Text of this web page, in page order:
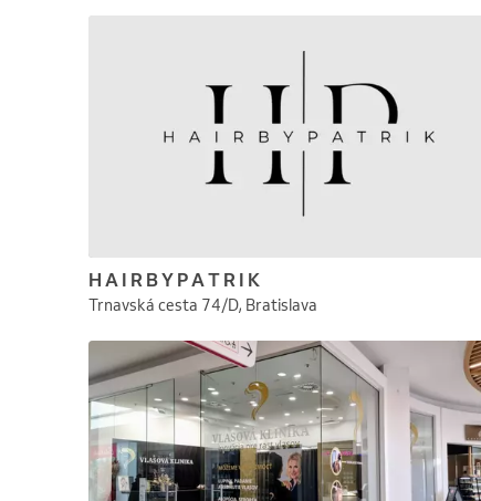
H A I R B Y P A T R I K
Trnavská cesta 74/D, Bratislava